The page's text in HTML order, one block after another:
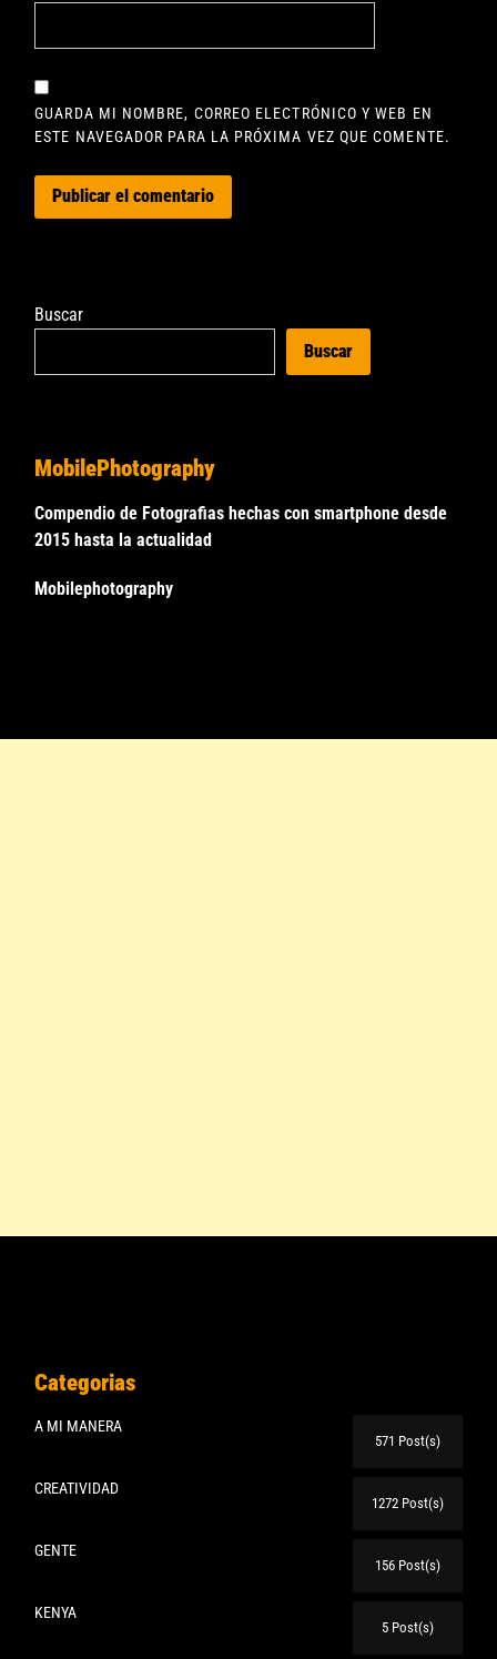
GUARDA MI NOMBRE, CORREO ELECTRÓNICO Y WEB EN
ESTE NAVEGADOR PARA LA PRÓXIMA VEZ QUE COMENTE.
Buscar
Buscar
MobilePhotography
Compendio de Fotografias hechas con smartphone desde
2015 hasta la actualidad
Mobilephotography
Categorias
A MI MANERA
571 Post(s)
CREATIVIDAD
1272 Post(s)
GENTE
156 Post(s)
KENYA
5 Post(s)